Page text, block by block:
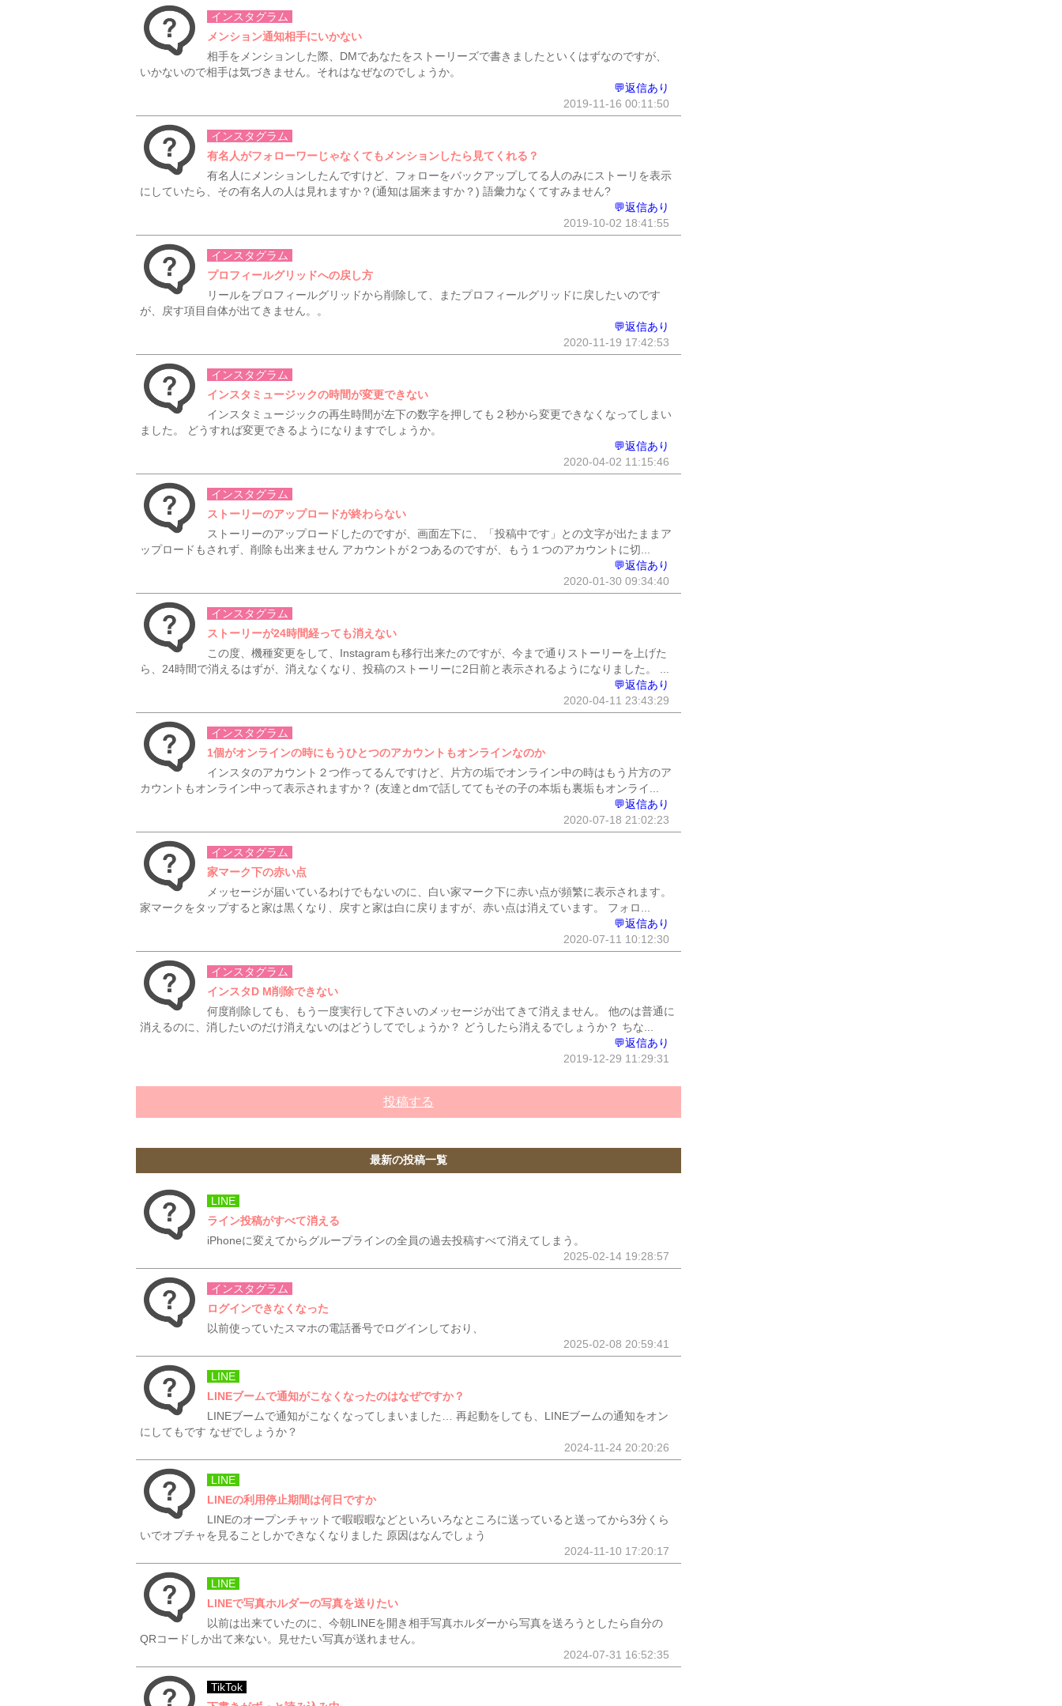
インスタグラム
メンション通知相手にいかない
相手をメンションした際、DMであなたをストーリーズで書きましたといくはずなのですが、
いかないので相手は気づきません。それはなぜなのでしょうか。
💬返信あり
2019-11-16 00:11:50
インスタグラム
有名人がフォローワーじゃなくてもメンションしたら見てくれる？
有名人にメンションしたんですけど、フォローをバックアップしてる人のみにストーリを表示
にしていたら、その有名人の人は見れますか？(通知は届来ますか？) 語彙力なくてすみません?
💬返信あり
2019-10-02 18:41:55
インスタグラム
プロフィールグリッドへの戻し方
リールをプロフィールグリッドから削除して、またプロフィールグリッドに戻したいのです
が、戻す項目自体が出てきません。。
💬返信あり
2020-11-19 17:42:53
インスタグラム
インスタミュージックの時間が変更できない
インスタミュージックの再生時間が左下の数字を押しても２秒から変更できなくなってしまい
ました。 どうすれば変更できるようになりますでしょうか。
💬返信あり
2020-04-02 11:15:46
インスタグラム
ストーリーのアップロードが終わらない
ストーリーのアップロードしたのですが、画面左下に、「投稿中です」との文字が出たままア
ップロードもされず、削除も出来ません アカウントが２つあるのですが、もう１つのアカウントに切...
💬返信あり
2020-01-30 09:34:40
インスタグラム
ストーリーが24時間経っても消えない
この度、機種変更をして、Instagramも移行出来たのですが、今まで通りストーリーを上げた
ら、24時間で消えるはずが、消えなくなり、投稿のストーリーに2日前と表示されるようになりました。 ...
💬返信あり
2020-04-11 23:43:29
インスタグラム
1個がオンラインの時にもうひとつのアカウントもオンラインなのか
インスタのアカウント２つ作ってるんですけど、片方の垢でオンライン中の時はもう片方のア
カウントもオンライン中って表示されますか？ (友達とdmで話しててもその子の本垢も裏垢もオンライ...
💬返信あり
2020-07-18 21:02:23
インスタグラム
家マーク下の赤い点
メッセージが届いているわけでもないのに、白い家マーク下に赤い点が頻繁に表示されます。
家マークをタップすると家は黒くなり、戻すと家は白に戻りますが、赤い点は消えています。 フォロ...
💬返信あり
2020-07-11 10:12:30
インスタグラム
インスタD M削除できない
何度削除しても、もう一度実行して下さいのメッセージが出てきて消えません。 他のは普通に
消えるのに、消したいのだけ消えないのはどうしてでしょうか？ どうしたら消えるでしょうか？ ちな...
💬返信あり
2019-12-29 11:29:31
投稿する
最新の投稿一覧
LINE
ライン投稿がすべて消える
iPhoneに変えてからグループラインの全員の過去投稿すべて消えてしまう。
2025-02-14 19:28:57
インスタグラム
ログインできなくなった
以前使っていたスマホの電話番号でログインしており、
2025-02-08 20:59:41
LINE
LINEブームで通知がこなくなったのはなぜですか？
LINEブームで通知がこなくなってしまいました… 再起動をしても、LINEブームの通知をオン
にしてもです なぜでしょうか？
2024-11-24 20:20:26
LINE
LINEの利用停止期間は何日ですか
LINEのオープンチャットで暇暇暇などといろいろなところに送っていると送ってから3分くら
いでオプチャを見ることしかできなくなりました 原因はなんでしょう
2024-11-10 17:20:17
LINE
LINEで写真ホルダーの写真を送りたい
以前は出来ていたのに、今朝LINEを開き相手写真ホルダーから写真を送ろうとしたら自分の
QRコードしか出て来ない。見せたい写真が送れません。
2024-07-31 16:52:35
TikTok